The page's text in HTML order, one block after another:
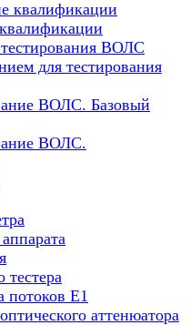
ВОЛС
для тестирования
ВОЛС. Базовый
ВОЛС.
тестера
потоков Е1
аттенюатора